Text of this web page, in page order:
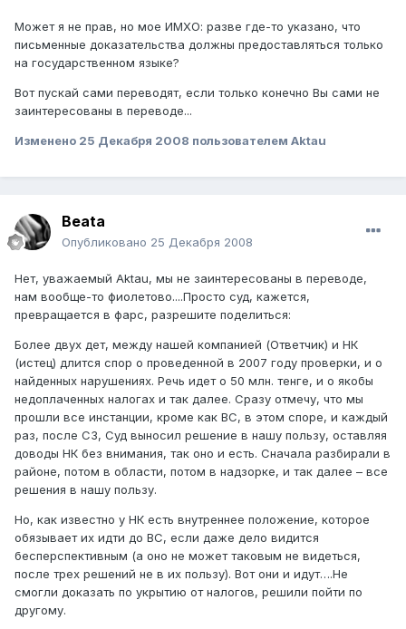
Может я не прав, но мое ИМХО: разве где-то указано, что
письменные доказательства должны предоставляться только
на государственном языке?
Вот пускай сами переводят, если только конечно Вы сами не
заинтересованы в переводе...
Изменено 25 Декабря 2008 пользователем Aktau
Beata
Опубликовано 25 Декабря 2008
Нет, уважаемый Aktau, мы не заинтересованы в переводе,
нам вообще-то фиолетово....Просто суд, кажется,
превращается в фарс, разрешите поделиться:
Более двух дет, между нашей компанией (Ответчик) и НК
(истец) длится спор о проведенной в 2007 году проверки, и о
найденных нарушениях. Речь идет о 50 млн. тенге, и о якобы
недоплаченных налогах и так далее. Сразу отмечу, что мы
прошли все инстанции, кроме как ВС, в этом споре, и каждый
раз, после СЗ, Суд выносил решение в нашу пользу, оставляя
доводы НК без внимания, так оно и есть. Сначала разбирали в
районе, потом в области, потом в надзорке, и так далее – все
решения в нашу пользу.
Но, как известно у НК есть внутреннее положение, которое
обязывает их идти до ВС, если даже дело видится
бесперспективным (а оно не может таковым не видеться,
после трех решений не в их пользу). Вот они и идут….Не
смогли доказать по укрытию от налогов, решили пойти по
другому.